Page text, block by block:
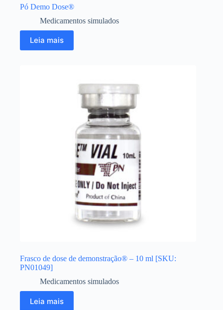
Pó Demo Dose®
Medicamentos simulados
Leia mais
Frasco de dose de demonstração® – 10 ml [SKU:
PN01049]
Medicamentos simulados
Leia mais